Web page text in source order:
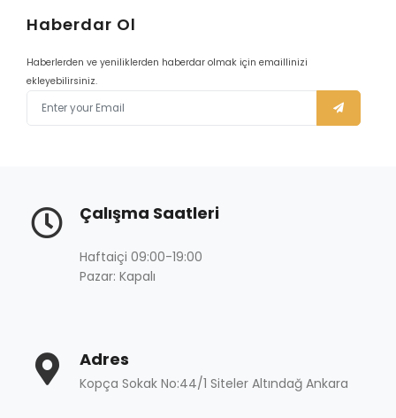
Haberdar Ol
Haberlerden ve yeniliklerden haberdar olmak için emaillinizi
ekleyebilirsiniz.
Çalışma Saatleri
Haftaiçi 09:00-19:00
Pazar: Kapalı
Adres
Kopça Sokak No:44/1 Siteler Altındağ Ankara